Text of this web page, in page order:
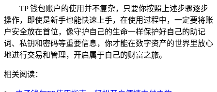
TP 钱包账户的使用并不复杂，只要你按照上述步骤逐步
操作，即使是新手也能快速上手，在使用过程中，一定要将账
户安全放在首位，像守护自己的生命一样保护好自己的助记
词、私钥和密码等重要信息，你才能在数字资产的世界里放心
地进行交易和管理，开启属于自己的财富之旅。
相关阅读：